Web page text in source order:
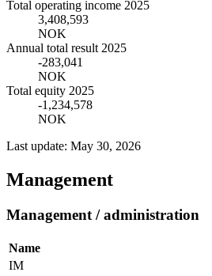
Total operating income 2025
3,408,593
NOK
Annual total result 2025
-283,041
NOK
Total equity 2025
-1,234,578
NOK
Last update: May 30, 2026
Management
Management / administration
Name
IM